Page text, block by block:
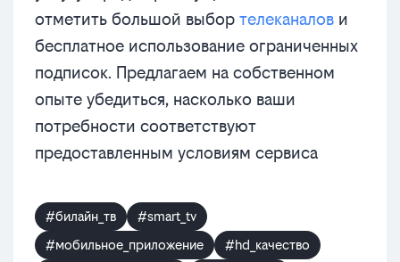
отметить большой выбор телеканалов и
бесплатное использование ограниченных
подписок. Предлагаем на собственном
опыте убедиться, насколько ваши
потребности соответствуют
предоставленным условиям сервиса
#билайн_тв
#smart_tv
#мобильное_приложение
#hd_качество